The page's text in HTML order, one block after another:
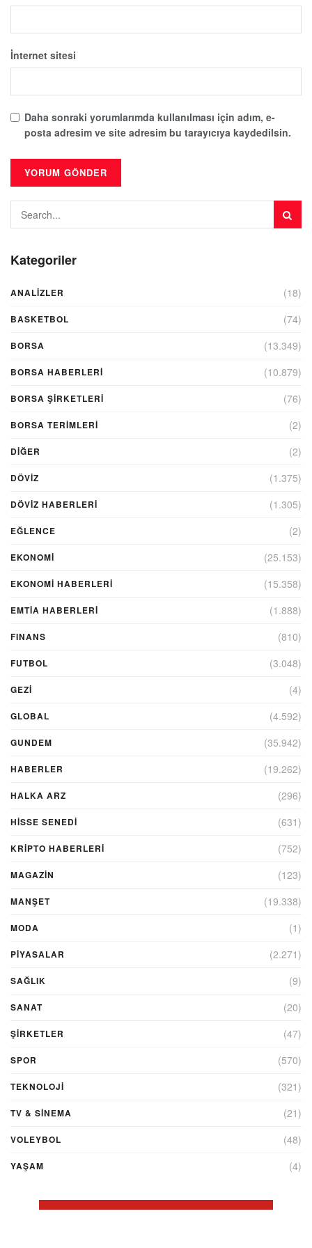
İnternet sitesi
Daha sonraki yorumlarımda kullanılması için adım, e-
posta adresim ve site adresim bu tarayıcıya kaydedilsin.
Kategoriler
ANALIZLER (18)
BASKETBOL (74)
BORSA (13.349)
BORSA HABERLERI (10.879)
BORSA ŞIRKETLERI (76)
BORSA TERIMLERI (2)
DIĞER (2)
DÖVİZ (1.375)
DÖVIZ HABERLERI (1.305)
EĞLENCE (2)
EKONOMİ (25.153)
EKONOMI HABERLERI (15.358)
EMTIA HABERLERI (1.888)
FINANS (810)
FUTBOL (3.048)
GEZI (4)
GLOBAL (4.592)
GUNDEM (35.942)
HABERLER (19.262)
HALKA ARZ (296)
HİSSE SENEDİ (631)
KRIPTO HABERLERI (752)
MAGAZİN (123)
MANŞET (19.338)
MODA (1)
PİYASALAR (2.271)
SAĞLIK (9)
SANAT (20)
ŞIRKETLER (47)
SPOR (570)
TEKNOLOJİ (321)
TV & SINEMA (21)
VOLEYBOL (48)
YAŞAM (4)